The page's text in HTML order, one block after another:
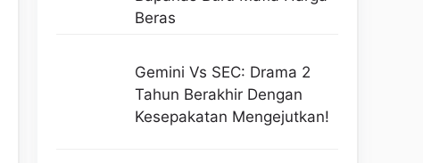
Beras
Gemini Vs SEC: Drama 2
Tahun Berakhir Dengan
Kesepakatan Mengejutkan!